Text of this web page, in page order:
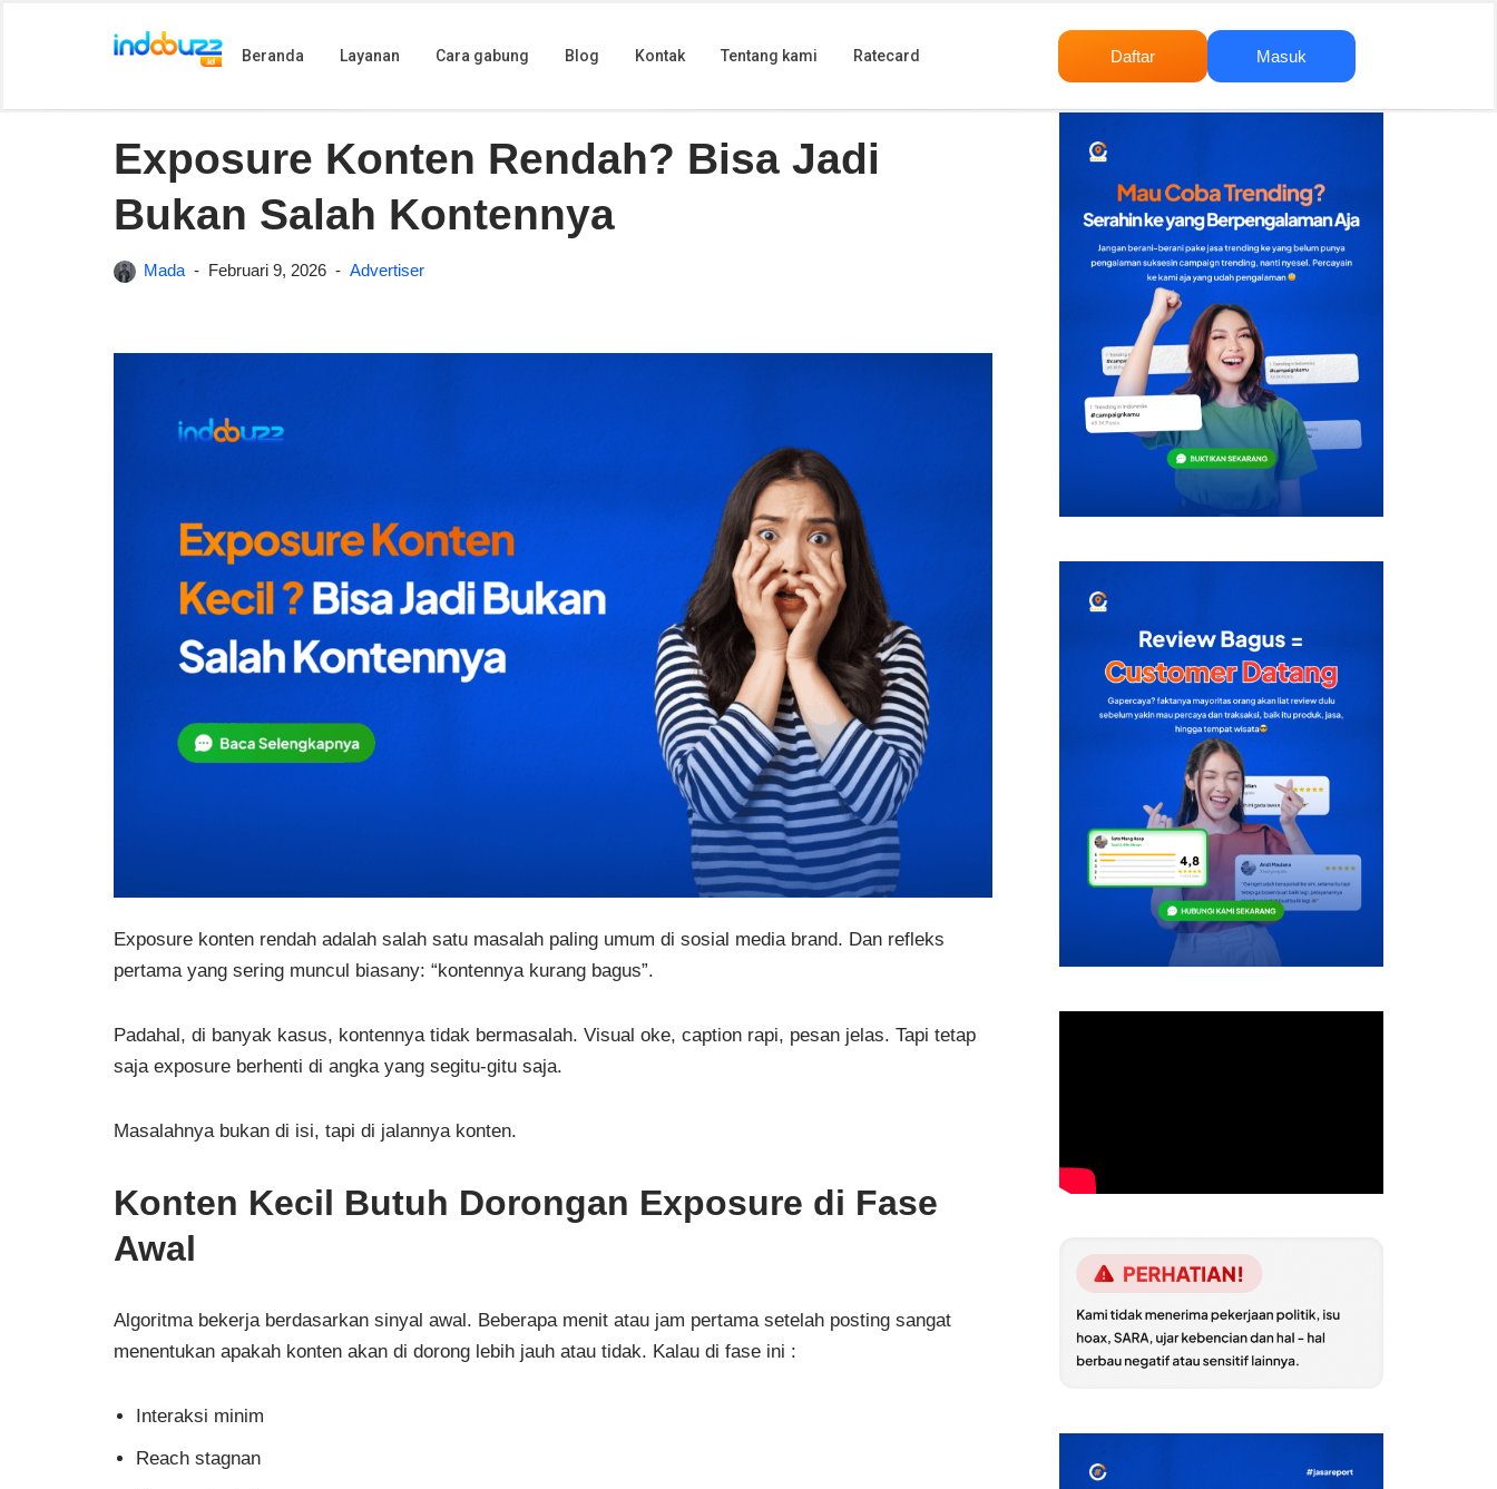
Beranda Layanan Cara gabung Blog Kontak Tentang kami Ratecard Daftar Masuk
Exposure Konten Rendah? Bisa Jadi
Bukan Salah Kontennya
Mada Februari 9, 2026 Advertiser
Exposure konten rendah adalah salah satu masalah paling umum di sosial media brand. Dan refleks
pertama yang sering muncul biasany: “kontennya kurang bagus”.
Padahal, di banyak kasus, kontennya tidak bermasalah. Visual oke, caption rapi, pesan jelas. Tapi tetap
saja exposure berhenti di angka yang segitu-gitu saja.
Masalahnya bukan di isi, tapi di jalannya konten.
Konten Kecil Butuh Dorongan Exposure di Fase
Awal
Algoritma bekerja berdasarkan sinyal awal. Beberapa menit atau jam pertama setelah posting sangat
menentukan apakah konten akan di dorong lebih jauh atau tidak. Kalau di fase ini :
Interaksi minim
Reach stagnan